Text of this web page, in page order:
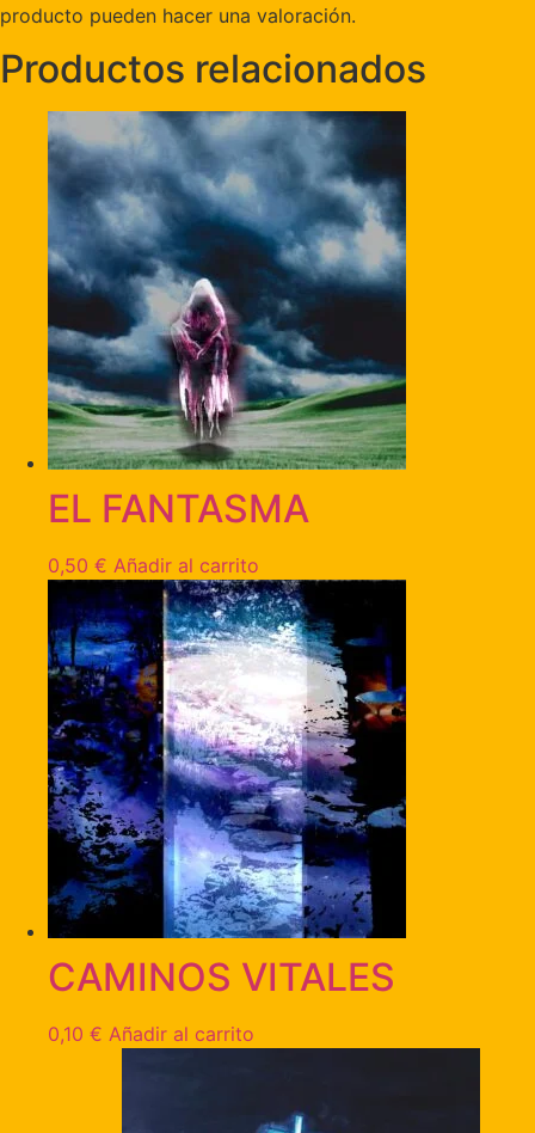
producto pueden hacer una valoración.
Productos relacionados
EL FANTASMA
0,50 € Añadir al carrito
CAMINOS VITALES
0,10 € Añadir al carrito